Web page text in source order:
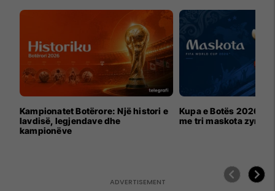
Kampionatet Botërore: Një histori e
lavdisë, legjendave dhe
kampionëve
Kupa e Botës 2026
me tri maskota zyrtare